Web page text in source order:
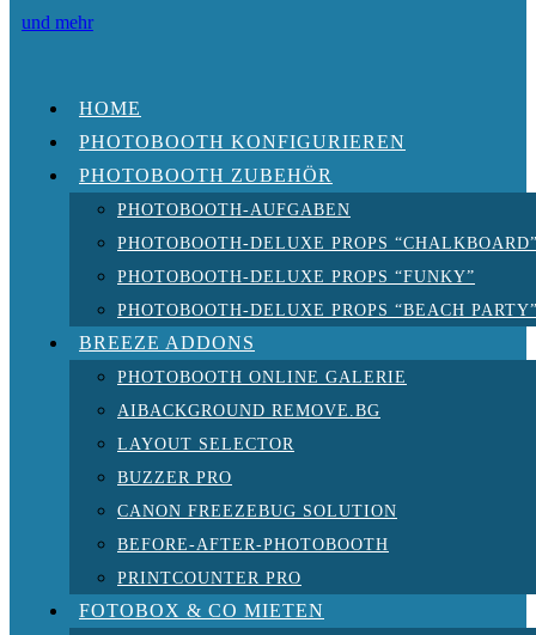
HOME
PHOTOBOOTH KONFIGURIEREN
PHOTOBOOTH ZUBEHÖR
PHOTOBOOTH-AUFGABEN
PHOTOBOOTH-DELUXE PROPS
PHOTOBOOTH-DELUXE PROPS “FUNKY”
PHOTOBOOTH-DELUXE PROPS “BEACH
BREEZE ADDONS
PHOTOBOOTH ONLINE GALERIE
AIBACKGROUND REMOVE.BG
LAYOUT SELECTOR
BUZZER PRO
CANON FREEZEBUG SOLUTION
BEFORE-AFTER-PHOTOBOOTH
PRINTCOUNTER PRO
FOTOBOX & CO MIETEN